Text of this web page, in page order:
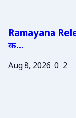
Ramayana
क...
Aug 8, 2026 0 2